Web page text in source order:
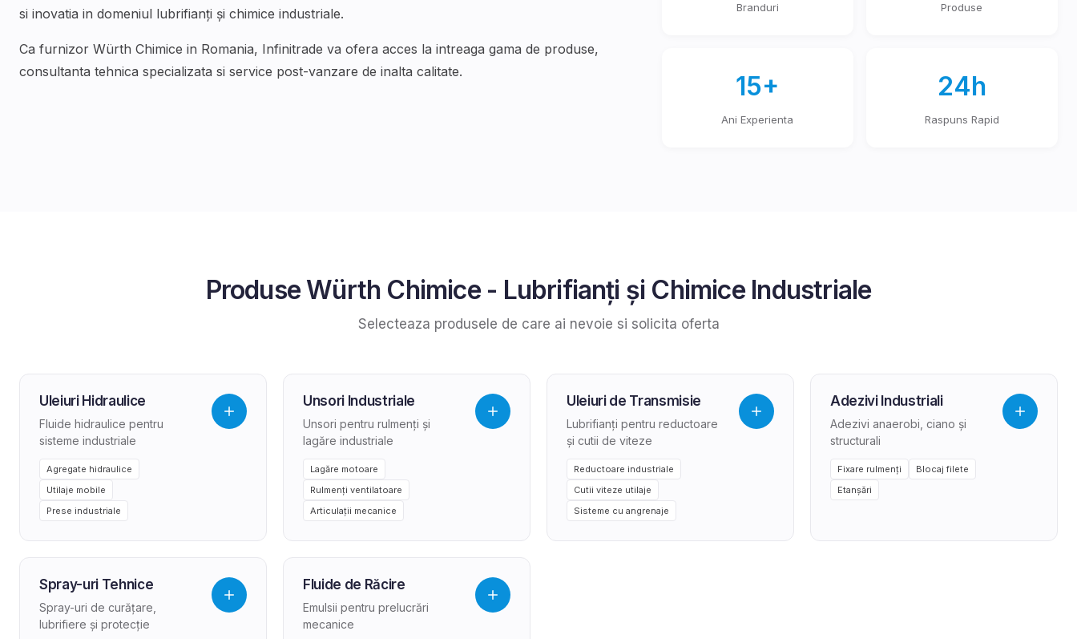
si inovatia in domeniul lubrifianți și chimice industriale.
Ca furnizor Würth Chimice in Romania, Infinitrade va ofera acces la intreaga gama de produse,
consultanta tehnica specializata si service post-vanzare de inalta calitate.
Branduri Produse
15+
Ani Experienta
24h
Raspuns Rapid
ProduseWürth Chimice- Lubrifianți și Chimice Industriale
Selecteaza produsele de care ai nevoie si solicita oferta
Uleiuri Hidraulice
Fluide hidraulice pentru
sisteme industriale
Agregate hidraulice
Utilaje mobile
Prese industriale
Unsori Industriale
Unsori pentru rulmenți și
lagăre industriale
Lagăre motoare
Rulmenți ventilatoare
Articulații mecanice
Uleiuri de Transmisie
Lubrifianți pentru reductoare
și cutii de viteze
Reductoare industriale
Cutii viteze utilaje
Sisteme cu angrenaje
Adezivi Industriali
Adezivi anaerobi, ciano și
structurali
Fixare rulmenți
Blocaj filete
Etanșări
Spray-uri Tehnice
Spray-uri de curățare,
lubrifiere și protecție
Fluide de Răcire
Emulsii pentru prelucrări
mecanice